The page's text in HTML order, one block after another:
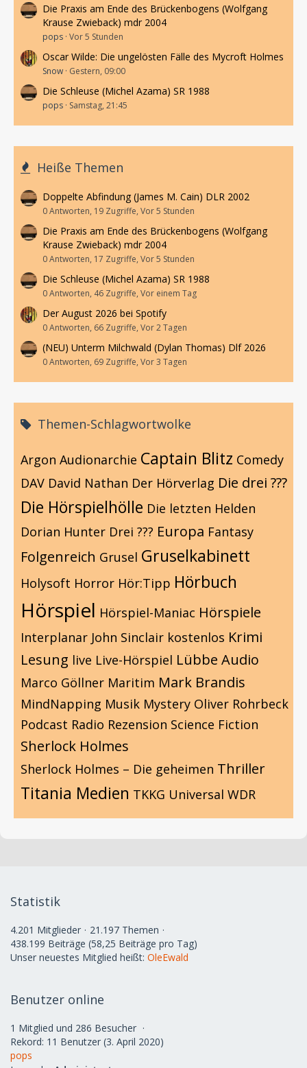
Die Praxis am Ende des Brückenbogens (Wolfgang
Krause Zwieback) mdr 2004
pops Vor 5 Stunden
Oscar Wilde: Die ungelösten Fälle des Mycroft Holmes
Snow Gestern, 09:00
Die Schleuse (Michel Azama) SR 1988
pops Samstag, 21:45
Heiße Themen
Doppelte Abfindung (James M. Cain) DLR 2002
0 Antworten, 19 Zugriffe, Vor 5 Stunden
Die Praxis am Ende des Brückenbogens (Wolfgang
Krause Zwieback) mdr 2004
0 Antworten, 17 Zugriffe, Vor 5 Stunden
Die Schleuse (Michel Azama) SR 1988
0 Antworten, 46 Zugriffe, Vor einem Tag
Der August 2026 bei Spotify
0 Antworten, 66 Zugriffe, Vor 2 Tagen
(NEU) Unterm Milchwald (Dylan Thomas) Dlf 2026
0 Antworten, 69 Zugriffe, Vor 3 Tagen
Themen-Schlagwortwolke
Argon Audionarchie Captain Blitz Comedy
DAV David Nathan Der Hörverlag Die drei ???
Die Hörspielhölle Die letzten Helden
Dorian Hunter Drei ??? Europa Fantasy
Folgenreich Grusel Gruselkabinett
Holysoft Horror Hör:Tipp Hörbuch
Hörspiel Hörspiel-Maniac Hörspiele
Interplanar John Sinclair kostenlos Krimi
Lesung live Live-Hörspiel Lübbe Audio
Marco Göllner Maritim Mark Brandis
MindNapping Musik Mystery Oliver Rohrbeck
Podcast Radio Rezension Science Fiction
Sherlock Holmes
Sherlock Holmes – Die geheimen Thriller
Titania Medien TKKG Universal WDR
Statistik
4.201 Mitglieder
21.197 Themen
438.199 Beiträge (58,25 Beiträge pro Tag)
Unser neuestes Mitglied heißt: OleEwald
Benutzer online
1 Mitglied und 286 Besucher
Rekord: 11 Benutzer (3. April 2020)
pops